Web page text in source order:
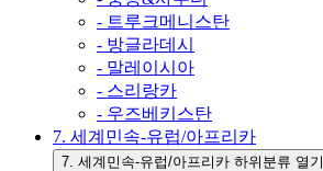
- 트루크메니스탄
- 방글라데시
- 말레이시아
- 스리랑카
- 우즈베키스탄
7. 세계민속-유럽/아프리카
7. 세계민속-유럽/아프리카 하위분류 열기